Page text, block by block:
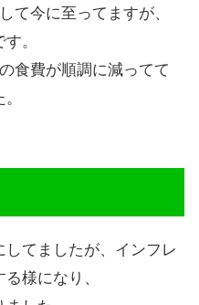
て今に至ってますが、
。
食費が順調に減ってて
てましたが、インフレ
様になり、